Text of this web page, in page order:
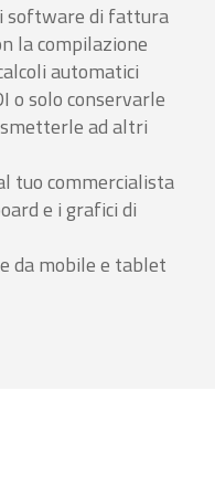
software di fattura
la compilazione
automatici
o solo conservarle
ad altri
tuo commercialista
e i grafici di
da mobile e tablet